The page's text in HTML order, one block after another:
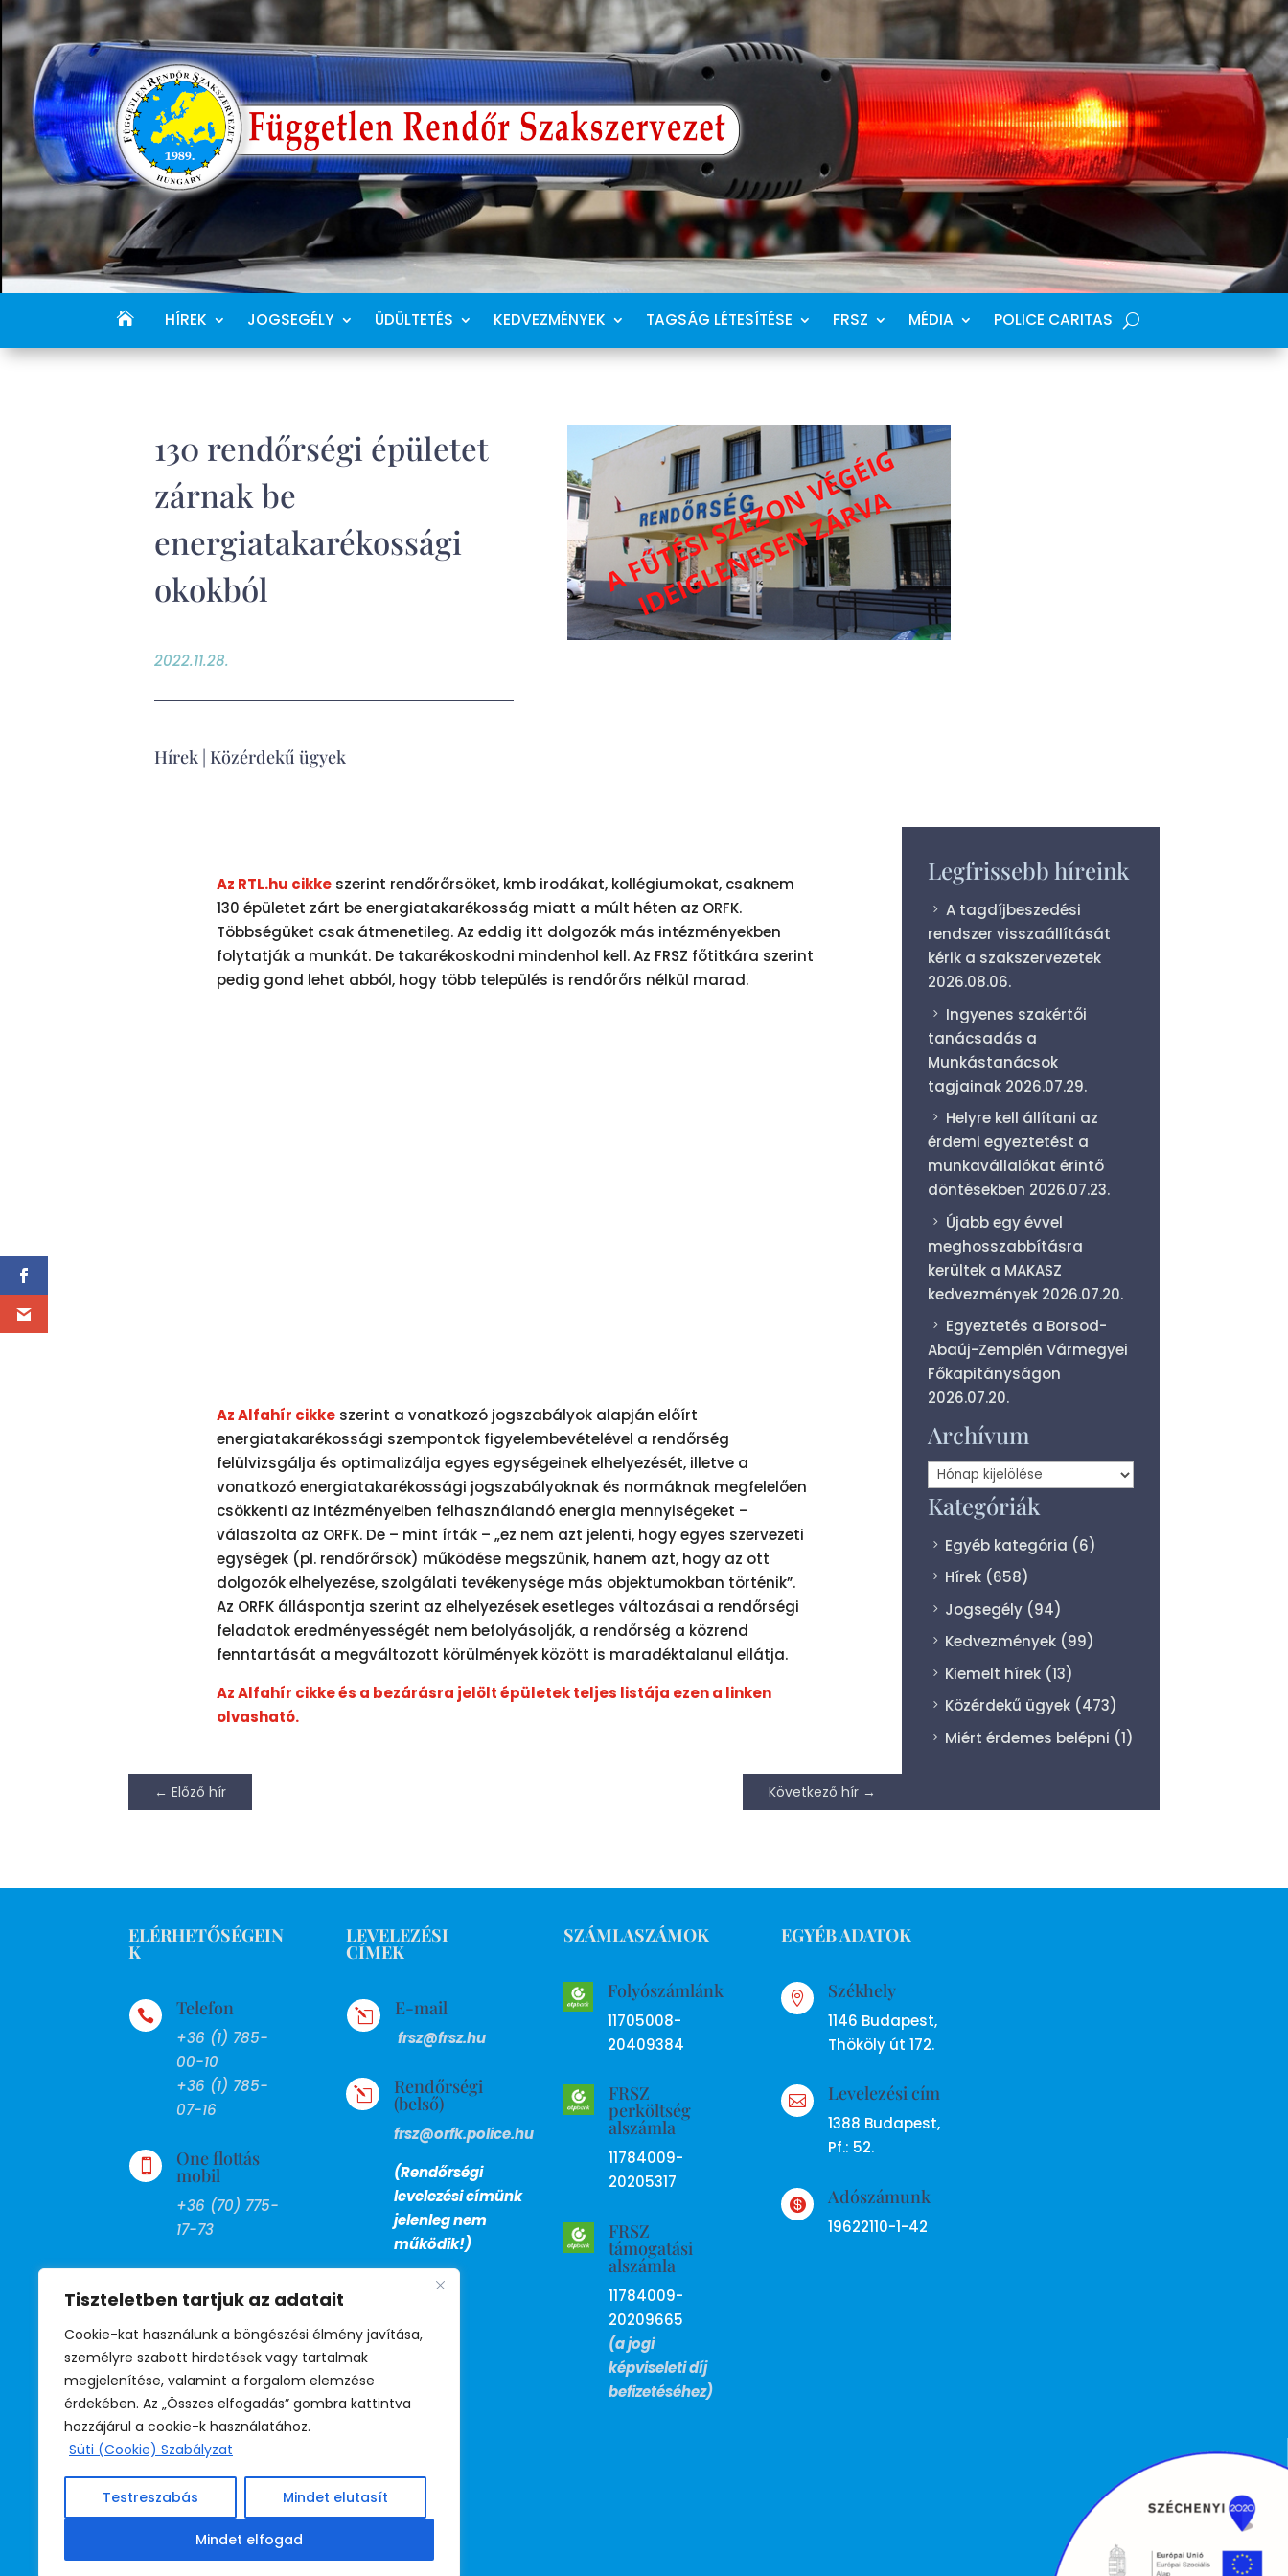
Tiszteletben tartjuk az adatait
Cookie-kat használunk a böngészési élmény javítása,
személyre szabott hirdetések vagy tartalmak
megjelenítése, valamint a forgalom elemzése
érdekében. Az „Összes elfogadás” gombra kattintva
hozzájárul a cookie-k használatához.
Süti (Cookie) Szabályzat
Testreszabás Mindet elutasít
Mindet elfogad
HÍREK JOGSEGÉLY ÜDÜLTETÉS KEDVEZMÉNYEK TAGSÁG LÉTESÍTÉSE FRSZ MÉDIA POLICE CARITAS
130 rendőrségi épületet
zárnak be
energiatakarékossági
okokból
2022.11.28.
Hírek Közérdekű ügyek
Az RTL.hu cikke szerint rendőrőrsöket, kmb irodákat, kollégiumokat, csaknem
130 épületet zárt be energiatakarékosság miatt a múlt héten az ORFK.
Többségüket csak átmenetileg. Az eddig itt dolgozók más intézményekben
folytatják a munkát. De takarékoskodni mindenhol kell. Az FRSZ főtitkára szerint
pedig gond lehet abból, hogy több település is rendőrőrs nélkül marad.
Az Alfahír cikke szerint a vonatkozó jogszabályok alapján előírt
energiatakarékossági szempontok figyelembevételével a rendőrség
felülvizsgálja és optimalizálja egyes egységeinek elhelyezését, illetve a
vonatkozó energiatakarékossági jogszabályoknak és normáknak megfelelően
csökkenti az intézményeiben felhasználandó energia mennyiségeket –
válaszolta az ORFK. De – mint írták – „ez nem azt jelenti, hogy egyes szervezeti
egységek (pl. rendőrőrsök) működése megszűnik, hanem azt, hogy az ott
dolgozók elhelyezése, szolgálati tevékenysége más objektumokban történik”.
Az ORFK álláspontja szerint az elhelyezések esetleges változásai a rendőrségi
feladatok eredményességét nem befolyásolják, a rendőrség a közrend
fenntartását a megváltozott körülmények között is maradéktalanul ellátja.
Az Alfahír cikke és a bezárásra jelölt épületek teljes listája ezen a linken
olvasható.
←Előző hír Következő hír→
Legfrissebb híreink
A tagdíjbeszedési
rendszer visszaállítását
kérik a szakszervezetek
2026.08.06.
Ingyenes szakértői
tanácsadás a
Munkástanácsok
tagjainak 2026.07.29.
Helyre kell állítani az
érdemi egyeztetést a
munkavállalókat érintő
döntésekben 2026.07.23.
Újabb egy évvel
meghosszabbításra
kerültek a MAKASZ
kedvezmények 2026.07.20.
Egyeztetés a Borsod-
Abaúj-Zemplén Vármegyei
Főkapitányságon
2026.07.20.
Archívum
Archívum
Kategóriák
Egyéb kategória (6)
Hírek(658)
Jogsegély(94)
Kedvezmények(99)
Kiemelt hírek(13)
Közérdekű ügyek(473)
Miért érdemes belépni (1)
ELÉRHETŐSÉGEIN
K
 Telefon
+36 (1) 785-
00-10
+36 (1) 785-
07-16
 One flottás
mobil
+36 (70) 775-
17-73
+36 (1) 799-
27-13
 BM telefon
39-530
(titkárság)
39-531
(jogsegély)
39-532
(irodavezető)
LEVELEZÉSI
CÍMEK
l E-mail
frsz@frsz.hu
l Rendőrségi
(belső)
frsz@orfk.police.hu
(Rendőrségi
levelezési címünk
jelenleg nem
működik!)
SZÁMLASZÁMOK
Folyószámlánk
11705008-
20409384
FRSZ
perköltség
alszámla
11784009-
20205317
FRSZ
támogatási
alszámla
11784009-
20209665
(a jogi
képviseleti díj
befizetéséhez)
EGYÉB ADATOK
 Székhely
1146 Budapest,
Thököly út 172.
 Levelezési cím
1388 Budapest,
Pf.: 52.
 Adószámunk
19622110-1-42